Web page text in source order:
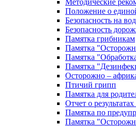
Методические
Положение о
Безопасность на
Безопасность
Памятка грибникам
Памятка
Памятка
Памятка
Осторожно –
Птичий грипп
Памятка для
Отчет о
Памятка по
Памятка